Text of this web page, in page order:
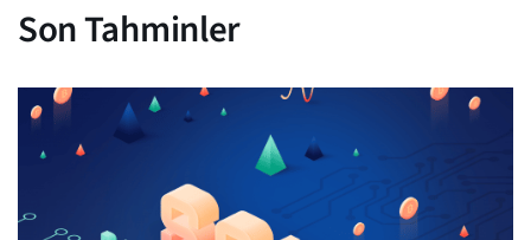
Son Tahminler